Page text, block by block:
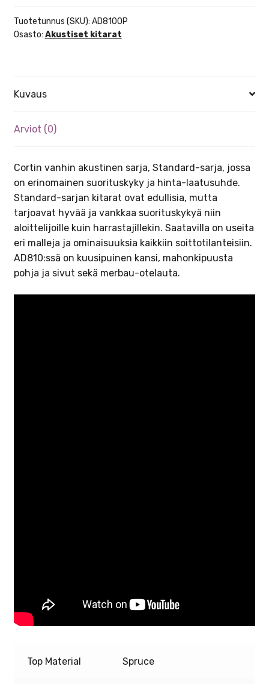
Pore
akustinen
Tuotetunnus (SKU): AD810OP
Osasto: Akustiset kitarat
Kuvaus
Arviot (0)
Cortin vanhin akustinen sarja, Standard-sarja, jossa
on erinomainen suorituskyky ja hinta-laatusuhde.
Standard-sarjan kitarat ovat edullisia, mutta
tarjoavat hyvää ja vankkaa suorituskykyä niin
aloittelijoille kuin harrastajillekin. Saatavilla on useita
eri malleja ja ominaisuuksia kaikkiin soittotilanteisiin.
AD810:ssä on kuusipuinen kansi, mahonkipuusta
pohja ja sivut sekä merbau-otelauta.
Top Material Spruce